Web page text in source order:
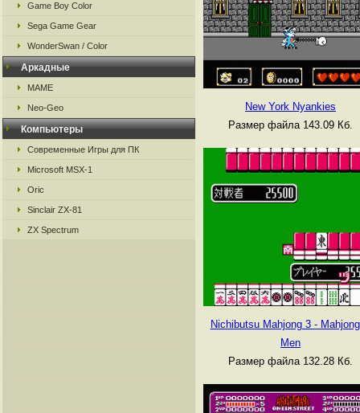
Game Boy Color
Sega Game Gear
WonderSwan / Color
Аркадные
MAME
Neo-Geo
Компьютеры
Современные Игры для ПК
Microsoft MSX-1
Oric
Sinclair ZX-81
ZX Spectrum
New York Nyankies
Размер файла 143.09 Кб.
Nichibutsu Mahjong 3 -
Men
Размер файла 132.28 Кб.